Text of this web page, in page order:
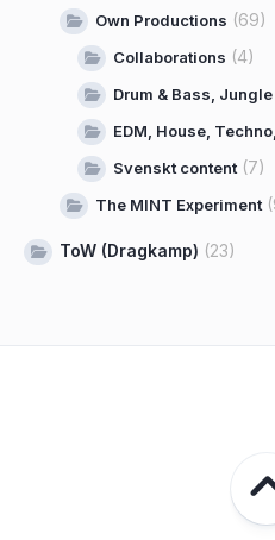
Own Productions (69)
Collaborations (4)
Drum & Bass,
EDM, House,
Svenskt content (7)
The MINT Experiment
ToW (Dragkamp) (23)